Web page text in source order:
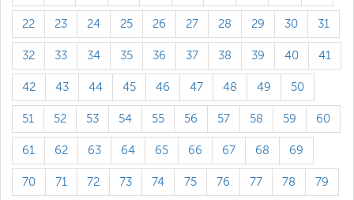
22 23 24 25 26 27 28 29 30 31
32 33 34 35 36 37 38 39 40 41
42 43 44 45 46 47 48 49 50
51 52 53 54 55 56 57 58 59 60
61 62 63 64 65 66 67 68 69
70 71 72 73 74 75 76 77 78 79